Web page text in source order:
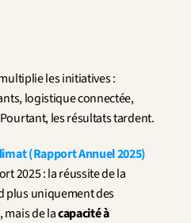
les initiatives :
logistique connectée,
les résultats tardent.
(Rapport Annuel 2025)
2025 : la réussite de la
plus uniquement des
de la capacité à